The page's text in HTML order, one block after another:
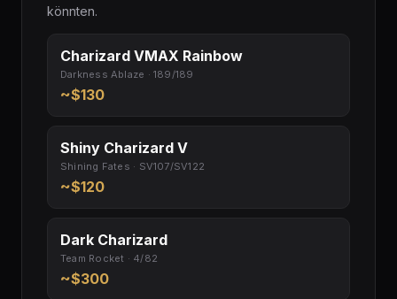
könnten.
Charizard VMAX Rainbow
Darkness Ablaze · 189/189
~$130
Shiny Charizard V
Shining Fates · SV107/SV122
~$120
Dark Charizard
Team Rocket · 4/82
~$300